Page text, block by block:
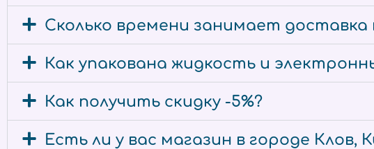
Сколько времени занимает доставка
Как упакована жидкость и
Как получить скидку -5%?
Есть ли у вас магазин в городе Клов,